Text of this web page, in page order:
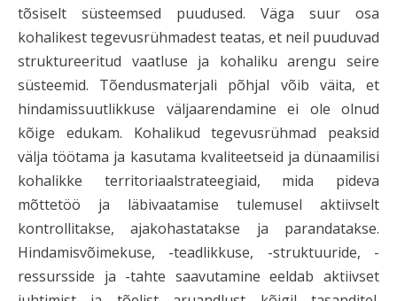
tõsiselt süsteemsed puudused. Väga suur osa
kohalikest tegevusrühmadest teatas, et neil puuduvad
struktureeritud vaatluse ja kohaliku arengu seire
süsteemid. Tõendusmaterjali põhjal võib väita, et
hindamissuutlikkuse väljaarendamine ei ole olnud
kõige edukam. Kohalikud tegevusrühmad peaksid
välja töötama ja kasutama kvaliteetseid ja dünaamilisi
kohalikke territoriaalstrateegiaid, mida pideva
mõttetöö ja läbivaatamise tulemusel aktiivselt
kontrollitakse, ajakohastatakse ja parandatakse.
Hindamisvõimekuse, -teadlikkuse, -struktuuride, -
ressursside ja -tahte saavutamine eeldab aktiivset